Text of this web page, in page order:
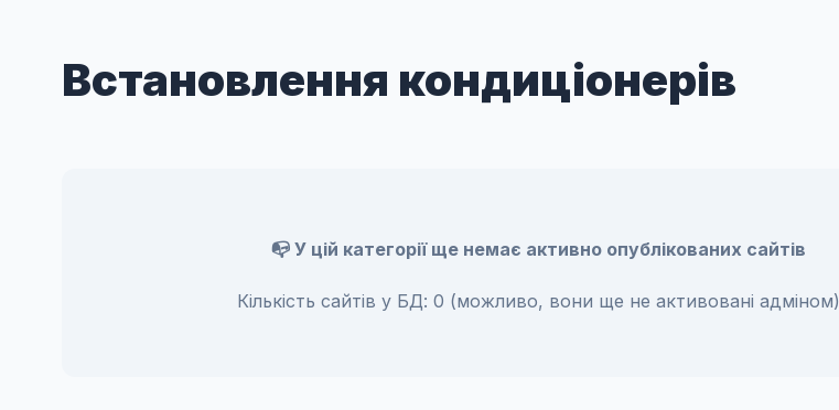
Встановлення кондиціонерів
📭 У цій категорії ще немає активно опублікованих сайтів
Кількість сайтів у БД: 0 (можливо, вони ще не активовані адміном)